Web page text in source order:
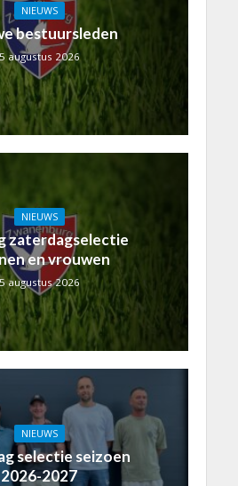
NIEUWS
bestuursleden
5 augustus 2026
NIEUWS
zaterdagselectie
en vrouwen
5 augustus 2026
NIEUWS
selectie seizoen
2026-2027